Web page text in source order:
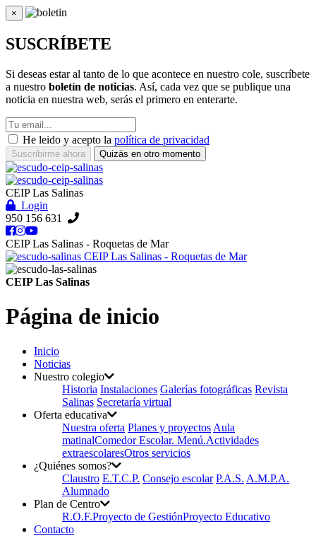
×
Cerrar
SUSCRÍBETE
Si deseas estar al tanto de lo que acontece en nuestro cole, suscríbete
a nuestro boletín de noticias. Así, cada vez que se publique una
noticia en nuestra web, serás el primero en enterarte.
He leido y acepto la política de privacidad
Suscribirme ahora Quizás en otro momento
CEIP Las Salinas
Login
950 156 631
CEIP Las Salinas - Roquetas de Mar
CEIP Las Salinas - Roquetas de Mar
CEIP Las Salinas
Página de inicio
Inicio
Noticias
Nuestro colegio
Historia Instalaciones Galerías fotográficas Revista
Salinas Secretaría virtual
Oferta educativa
Nuestra oferta Planes y proyectos Aula
matinalComedor Escolar. Menú.Actividades
extraescolaresOtros servicios
¿Quiénes somos?
Claustro E.T.C.P. Consejo escolar P.A.S. A.M.P.A.
Alumnado
Plan de Centro
R.O.F.Proyecto de GestiónProyecto Educativo
Contacto